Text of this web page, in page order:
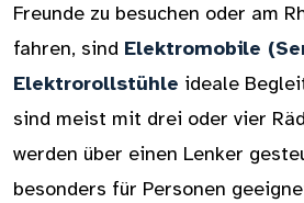
Freunde zu besuchen oder am
fahren, sind Elektromobile
Elektrorollstühle ideale
sind meist mit drei oder vier
werden über einen Lenker
besonders für Personen